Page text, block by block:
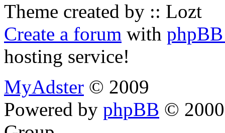
Theme created by :: Lozt
Create a forum with
hosting service!
MyAdster © 2009
Powered by phpBB ©